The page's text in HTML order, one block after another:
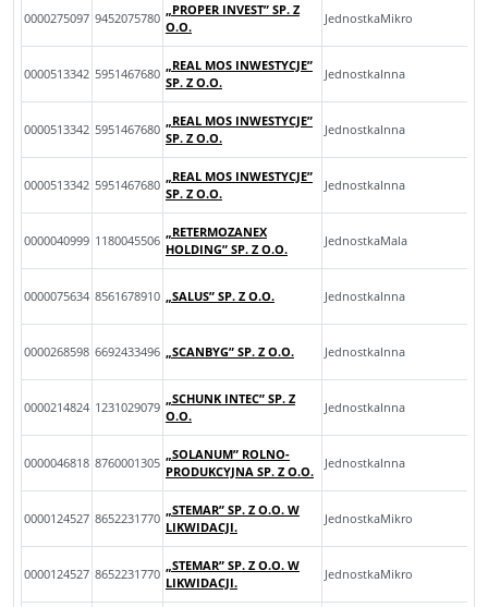
0000275097 9452075780
„PROPER INVEST” SP. Z
O.O.
JednostkaMikro
0000513342 5951467680
„REAL MOS INWESTYCJE”
SP. Z O.O.
JednostkaInna
0000513342 5951467680
„REAL MOS INWESTYCJE”
SP. Z O.O.
JednostkaInna
0000513342 5951467680
„REAL MOS INWESTYCJE”
SP. Z O.O.
JednostkaInna
0000040999 1180045506
„RETERMOZANEX
HOLDING” SP. Z O.O.
JednostkaMala
0000075634 8561678910 „SALUS” SP. Z O.O. JednostkaInna
0000268598 6692433496 „SCANBYG” SP. Z O.O. JednostkaInna
0000214824 1231029079
„SCHUNK INTEC” SP. Z
O.O.
JednostkaInna
0000046818 8760001305
„SOLANUM” ROLNO-
PRODUKCYJNA SP. Z O.O.
JednostkaInna
0000124527 8652231770
„STEMAR” SP. Z O.O. W
LIKWIDACJI.
JednostkaMikro
0000124527 8652231770
„STEMAR” SP. Z O.O. W
LIKWIDACJI.
JednostkaMikro